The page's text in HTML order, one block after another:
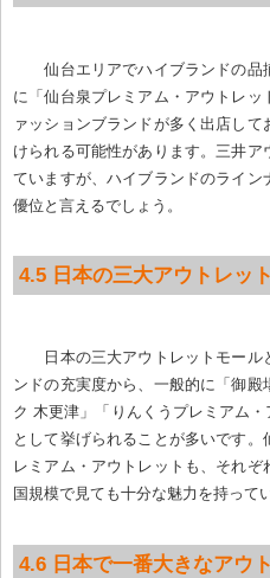
仙台エリアでハイブランドの
に「仙台泉プレミアム・アウトレ
ァッションブランドが多く出店し
けられる可能性があります。三井
ていますが、ハイブランドのライ
優位と言えるでしょう。
4.5 日本の三大アウトレッ
日本の三大アウトレットモー
ンドの充実度から、一般的に「御
ク 木更津」「りんくうプレミアム
として挙げられることが多いです
レミアム・アウトレットも、それ
国規模で見ても十分な魅力を持って
4.6 日本で一番大きなアウ